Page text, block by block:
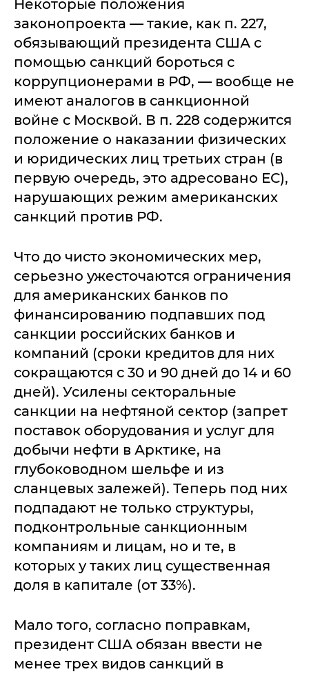
Некоторые положения
законопроекта — такие, как п. 227,
обязывающий президента США с
помощью санкций бороться с
коррупционерами в РФ, — вообще не
имеют аналогов в санкционной
войне с Москвой. В п. 228 содержится
положение о наказании физических
и юридических лиц третьих стран (в
первую очередь, это адресовано ЕС),
нарушающих режим американских
санкций против РФ.
Что до чисто экономических мер,
серьезно ужесточаются ограничения
для американских банков по
финансированию подпавших под
санкции российских банков и
компаний (сроки кредитов для них
сокращаются с 30 и 90 дней до 14 и 60
дней). Усилены секторальные
санкции на нефтяной сектор (запрет
поставок оборудования и услуг для
добычи нефти в Арктике, на
глубоководном шельфе и из
сланцевых залежей). Теперь под них
подпадают не только структуры,
подконтрольные санкционным
компаниям и лицам, но и те, в
которых у таких лиц существенная
доля в капитале (от 33%).
Мало того, согласно поправкам,
президент США обязан ввести не
менее трех видов санкций в